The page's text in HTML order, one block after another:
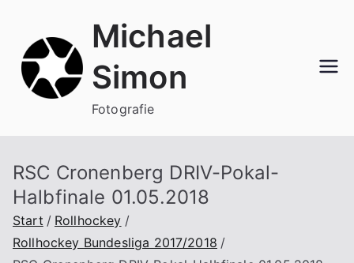
springen
Michael
Simon
Fotografie
RSC Cronenberg DRIV-Pokal-
Halbfinale 01.05.2018
Start
Rollhockey
Rollhockey Bundesliga 2017/2018